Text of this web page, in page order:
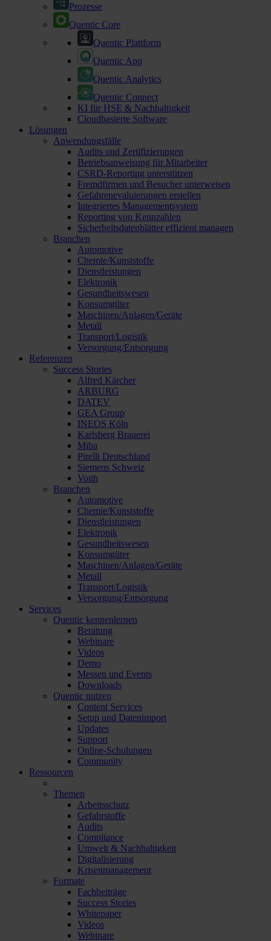
Prozesse
Quentic Core
Quentic Plattform
Quentic App
Quentic Analytics
Quentic Connect
KI für HSE & Nachhaltigkeit
Cloudbasierte Software
Lösungen
Anwendungsfälle
Audits und Zertifizierungen
Betriebsanweisung für Mitarbeiter
CSRD-Reporting unterstützen
Fremdfirmen und Besucher unterweisen
Gefahrenevaluierungen erstellen
Integriertes Managementsystem
Reporting von Kennzahlen
Sicherheitsdatenblätter effizient managen
Branchen
Automotive
Chemie/Kunststoffe
Dienstleistungen
Elektronik
Gesundheitswesen
Konsumgüter
Maschinen/Anlagen/Geräte
Metall
Transport/Logistik
Versorgung/Entsorgung
Referenzen
Success Stories
Alfred Kärcher
ARBURG
DATEV
GEA Group
INEOS Köln
Karlsberg Brauerei
Miba
Pirelli Deutschland
Siemens Schweiz
Voith
Branchen
Automotive
Chemie/Kunststoffe
Dienstleistungen
Elektronik
Gesundheitswesen
Konsumgüter
Maschinen/Anlagen/Geräte
Metall
Transport/Logistik
Versorgung/Entsorgung
Services
Quentic kennenlernen
Beratung
Webinare
Videos
Demo
Messen und Events
Downloads
Quentic nutzen
Content Services
Setup und Datenimport
Updates
Support
Online-Schulungen
Community
Ressourcen
Themen
Arbeitsschutz
Gefahrstoffe
Audits
Compliance
Umwelt & Nachhaltigkeit
Digitalisierung
Krisenmanagement
Formate
Fachbeiträge
Success Stories
Whitepaper
Videos
Webinare